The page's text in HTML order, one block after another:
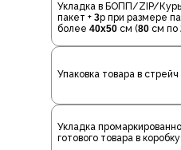
Укладка в БОПП/ZIP/
пакет + 3р при размере
более 40х50 см (80 см по
Упаковка товара в
Укладка
готового товара в